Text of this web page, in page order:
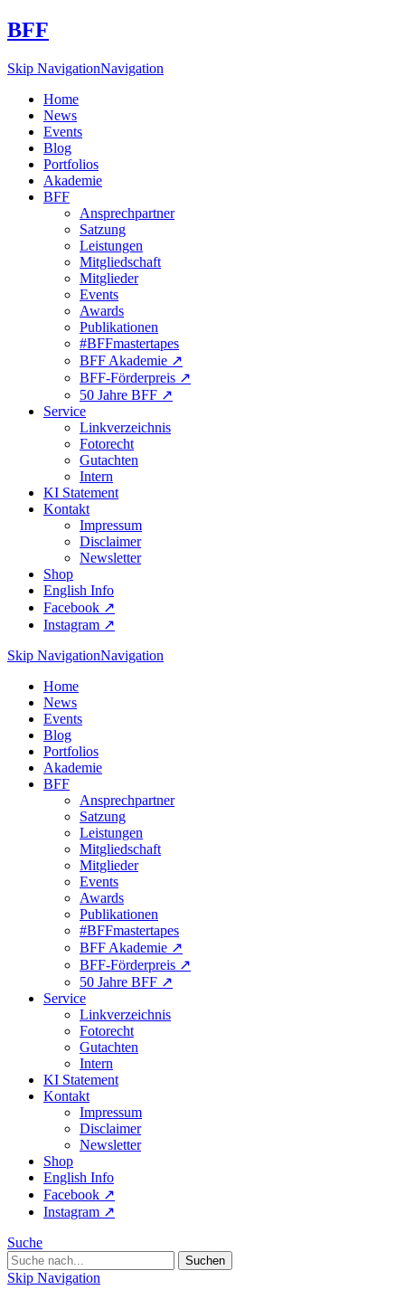
BFF
Skip NavigationNavigation
Home
News
Events
Blog
Portfolios
Akademie
BFF
Ansprechpartner
Satzung
Leistungen
Mitgliedschaft
Mitglieder
Events
Awards
Publikationen
#BFFmastertapes
BFF Akademie ↗︎
BFF-Förderpreis ↗︎
50 Jahre BFF ↗︎
Service
Linkverzeichnis
Fotorecht
Gutachten
Intern
KI Statement
Kontakt
Impressum
Disclaimer
Newsletter
Shop
English Info
Facebook ↗︎
Instagram ↗︎
Skip NavigationNavigation
Home
News
Events
Blog
Portfolios
Akademie
BFF
Ansprechpartner
Satzung
Leistungen
Mitgliedschaft
Mitglieder
Events
Awards
Publikationen
#BFFmastertapes
BFF Akademie ↗︎
BFF-Förderpreis ↗︎
50 Jahre BFF ↗︎
Service
Linkverzeichnis
Fotorecht
Gutachten
Intern
KI Statement
Kontakt
Impressum
Disclaimer
Newsletter
Shop
English Info
Facebook ↗︎
Instagram ↗︎
Suche
Skip Navigation